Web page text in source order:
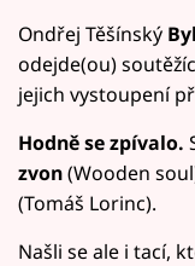
Ondřej Těšínský
odejde(ou)
jejich vystoupení
Hodně se zpívalo.
zvon(Wooden
(Tomáš Lorinc).
Našli se ale i tací,